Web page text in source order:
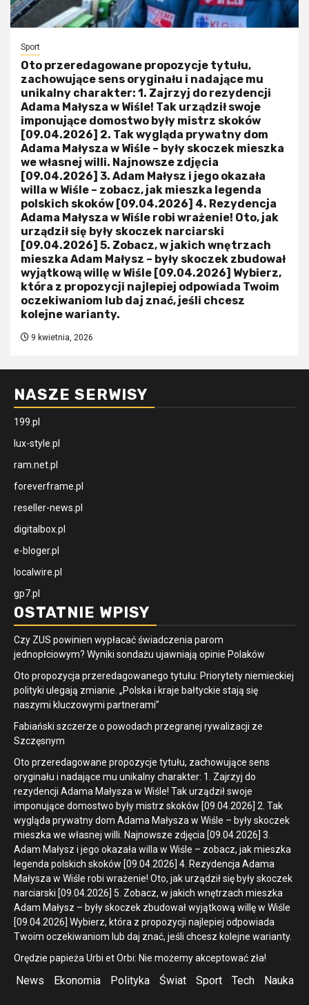
Sport
Oto przeredagowane propozycje tytułu,
zachowujące sens oryginału i nadające mu
unikalny charakter: 1. Zajrzyj do rezydencji
Adama Małysza w Wiśle! Tak urządził swoje
imponujące domostwo były mistrz skoków
[09.04.2026] 2. Tak wygląda prywatny dom
Adama Małysza w Wiśle – były skoczek mieszka
we własnej willi. Najnowsze zdjęcia
[09.04.2026] 3. Adam Małysz i jego okazała
willa w Wiśle – zobacz, jak mieszka legenda
polskich skoków [09.04.2026] 4. Rezydencja
Adama Małysza w Wiśle robi wrażenie! Oto, jak
urządził się były skoczek narciarski
[09.04.2026] 5. Zobacz, w jakich wnętrzach
mieszka Adam Małysz – były skoczek zbudował
wyjątkową willę w Wiśle [09.04.2026] Wybierz,
która z propozycji najlepiej odpowiada Twoim
oczekiwaniom lub daj znać, jeśli chcesz
kolejne warianty.
9 kwietnia, 2026
NASZE SERWISY
199.pl
lux-style.pl
ram.net.pl
foreverframe.pl
reseller-news.pl
digitalbox.pl
e-bloger.pl
localwire.pl
gp7.pl
OSTATNIE WPISY
Czy ZUS powinien wypłacać świadczenia parom
jednopłciowym? Wyniki sondażu ujawniają opinie Polaków
Oto propozycja przeredagowanego tytułu: Priorytety niemieckiej
polityki ulegają zmianie. „Polska i kraje bałtyckie stają się
naszymi kluczowymi partnerami”
Fabiański szczerze o powodach przegranej rywalizacji ze
Szczęsnym
Oto przeredagowane propozycje tytułu, zachowujące sens
oryginału i nadające mu unikalny charakter: 1. Zajrzyj do
rezydencji Adama Małysza w Wiśle! Tak urządził swoje
imponujące domostwo były mistrz skoków [09.04.2026] 2. Tak
wygląda prywatny dom Adama Małysza w Wiśle – były skoczek
mieszka we własnej willi. Najnowsze zdjęcia [09.04.2026] 3.
Adam Małysz i jego okazała willa w Wiśle – zobacz, jak mieszka
legenda polskich skoków [09.04.2026] 4. Rezydencja Adama
Małysza w Wiśle robi wrażenie! Oto, jak urządził się były skoczek
narciarski [09.04.2026] 5. Zobacz, w jakich wnętrzach mieszka
Adam Małysz – były skoczek zbudował wyjątkową willę w Wiśle
[09.04.2026] Wybierz, która z propozycji najlepiej odpowiada
Twoim oczekiwaniom lub daj znać, jeśli chcesz kolejne warianty.
Orędzie papieża Urbi et Orbi: Nie możemy akceptować zła!
News Ekonomia Polityka Świat Sport Tech Nauka